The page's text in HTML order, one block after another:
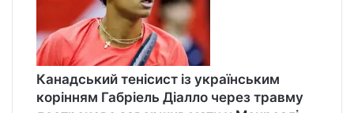
Канадський тенісист із українським
корінням Габріель Діалло через травму